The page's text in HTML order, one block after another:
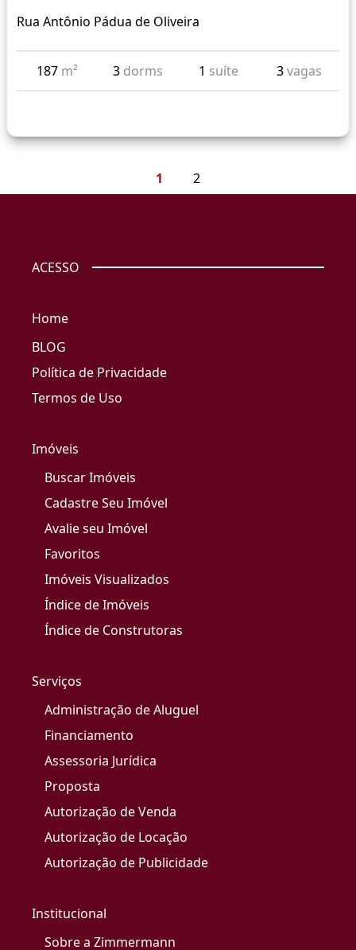
Rua Antônio Pádua de Oliveira
187 m² 3 dorms 1 suíte 3vagas
1 2
ACESSO
Home
BLOG
Política de Privacidade
Termos de Uso
Imóveis
Buscar Imóveis
Cadastre Seu Imóvel
Avalie seu Imóvel
Favoritos
Imóveis Visualizados
Índice de Imóveis
Índice de Construtoras
Serviços
Administração de Aluguel
Financiamento
Assessoria Jurídica
Proposta
Autorização de Venda
Autorização de Locação
Autorização de Publicidade
Institucional
Sobre a Zimmermann